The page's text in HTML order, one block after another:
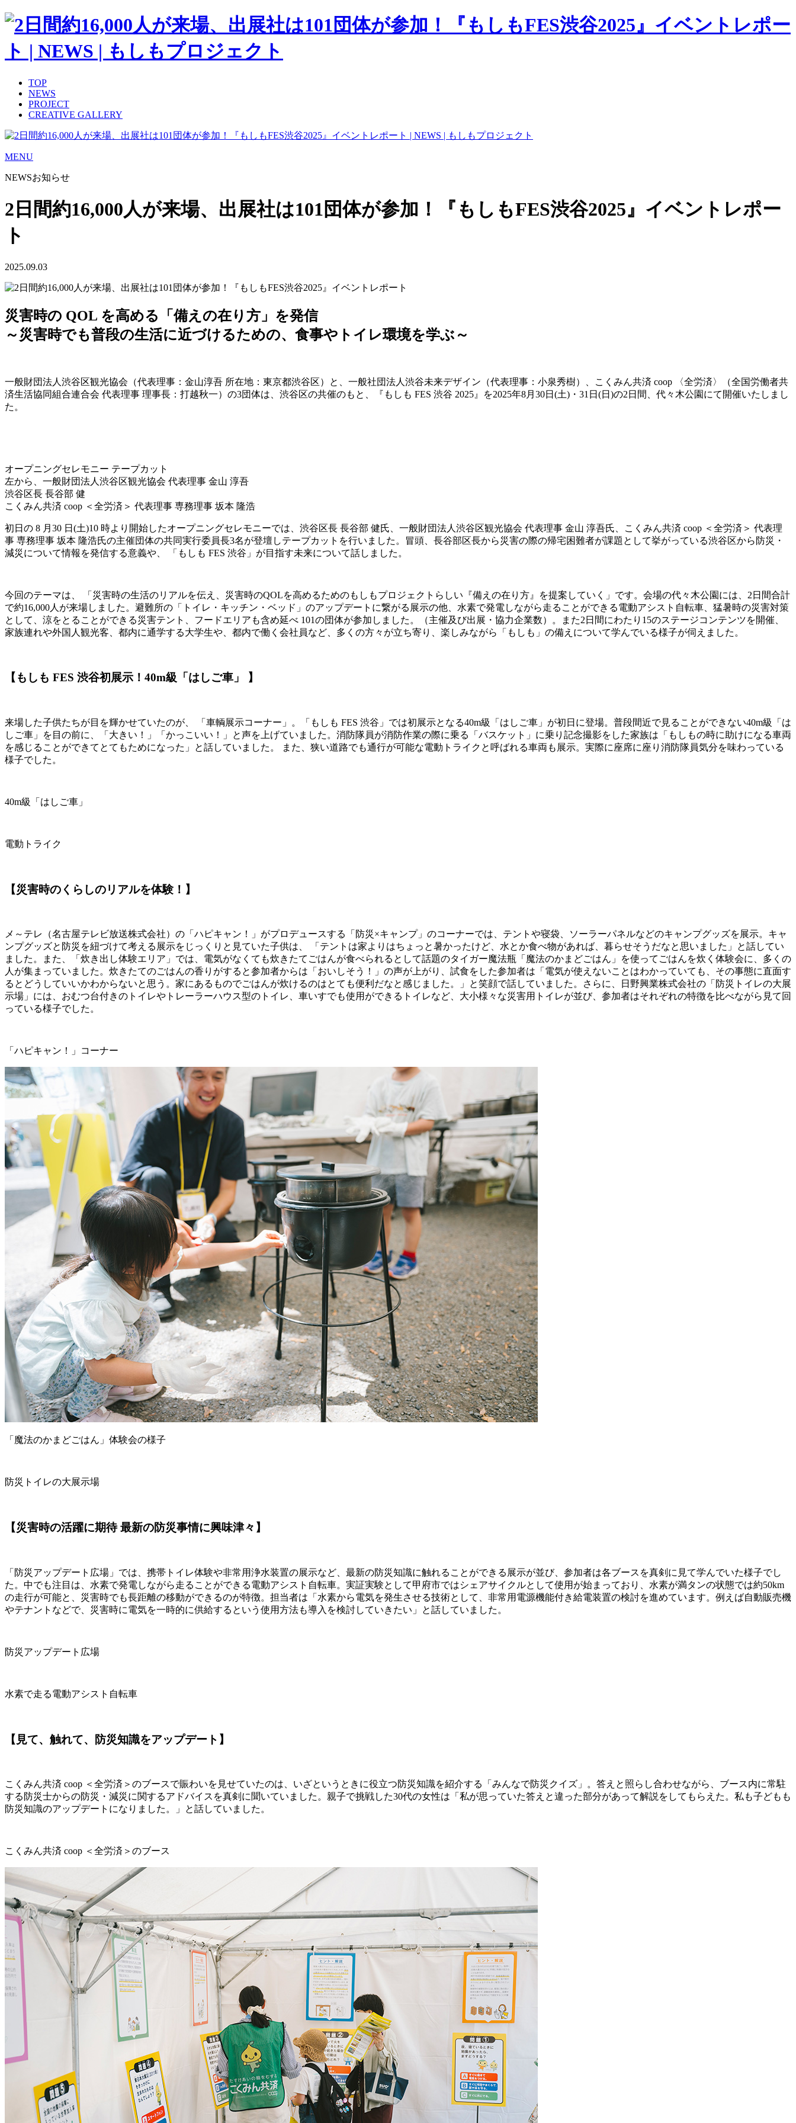
TOP
NEWS
PROJECT
CREATIVE GALLERY
MENU
NEWSお知らせ
2日間約16,000人が来場、出展社は101団体が参加！『もしもFES渋谷2025』イベントレポー
ト
2025.09.03
災害時の QOL を高める「備えの在り方」を発信
～災害時でも普段の生活に近づけるための、食事やトイレ環境を学ぶ～
一般財団法人渋谷区観光協会（代表理事：金山淳吾 所在地：東京都渋谷区）と、一般社団法人渋谷未来デザイン（代表理事：小泉秀樹）、こくみん共済 coop 〈全労済〉（全国労働者共
済生活協同組合連合会 代表理事 理事長：打越秋一）の3団体は、渋谷区の共催のもと、『もしも FES 渋谷 2025』を2025年8月30日(土)・31日(日)の2日間、代々木公園にて開催いたしまし
た。
オープニングセレモニー テープカット
左から、一般財団法人渋谷区観光協会 代表理事 金山 淳吾
渋谷区長 長谷部 健
こくみん共済 coop ＜全労済＞ 代表理事 専務理事 坂本 隆浩
初日の 8 月30 日(土)10 時より開始したオープニングセレモニーでは、渋谷区長 長谷部 健氏、一般財団法人渋谷区観光協会 代表理事 金山 淳吾氏、こくみん共済 coop ＜全労済＞ 代表理
事 専務理事 坂本 隆浩氏の主催団体の共同実行委員長3名が登壇しテープカットを行いました。冒頭、長谷部区長から災害の際の帰宅困難者が課題として挙がっている渋谷区から防災・
減災について情報を発信する意義や、 「もしも FES 渋谷」が目指す未来について話しました。
今回のテーマは、 「災害時の生活のリアルを伝え、災害時のQOLを高めるためのもしもプロジェクトらしい『備えの在り方』を提案していく」です。会場の代々木公園には、2日間合計
で約16,000人が来場しました。避難所の「トイレ・キッチン・ベッド」のアップデートに繋がる展示の他、水素で発電しながら走ることができる電動アシスト自転車、猛暑時の災害対策
として、涼をとることができる災害テント、フードエリアも含め延べ 101の団体が参加しました。（主催及び出展・協力企業数）。また2日間にわたり15のステージコンテンツを開催、
家族連れや外国人観光客、都内に通学する大学生や、都内で働く会社員など、多くの方々が立ち寄り、楽しみながら「もしも」の備えについて学んでいる様子が伺えました。
【もしも FES 渋谷初展示！40m級「はしご車」 】
来場した子供たちが目を輝かせていたのが、 「車輌展示コーナー」。「もしも FES 渋谷」では初展示となる40m級「はしご車」が初日に登場。普段間近で見ることができない40m級「は
しご車」を目の前に、「大きい！」「かっこいい！」と声を上げていました。消防隊員が消防作業の際に乗る「バスケット」に乗り記念撮影をした家族は「もしもの時に助けになる車両
を感じることができてとてもためになった」と話していました。 また、狭い道路でも通行が可能な電動トライクと呼ばれる車両も展示。実際に座席に座り消防隊員気分を味わっている
様子でした。
40m級「はしご車」
電動トライク
【災害時のくらしのリアルを体験！】
メ～テレ（名古屋テレビ放送株式会社）の「ハピキャン！」がプロデュースする「防災×キャンプ」のコーナーでは、テントや寝袋、ソーラーパネルなどのキャンプグッズを展示。キャ
ンプグッズと防災を紐づけて考える展示をじっくりと見ていた子供は、 「テントは家よりはちょっと暑かったけど、水とか食べ物があれば、暮らせそうだなと思いました」と話してい
ました。また、「炊き出し体験エリア」では、電気がなくても炊きたてごはんが食べられるとして話題のタイガー魔法瓶「魔法のかまどごはん」を使ってごはんを炊く体験会に、多くの
人が集まっていました。炊きたてのごはんの香りがすると参加者からは「おいしそう！」の声が上がり、試食をした参加者は「電気が使えないことはわかっていても、その事態に直面す
るとどうしていいかわからないと思う。家にあるものでごはんが炊けるのはとても便利だなと感じました。」と笑顔で話していました。さらに、日野興業株式会社の「防災トイレの大展
示場」には、おむつ台付きのトイレやトレーラーハウス型のトイレ、車いすでも使用ができるトイレなど、大小様々な災害用トイレが並び、参加者はそれぞれの特徴を比べながら見て回
っている様子でした。
「ハピキャン！」コーナー
「魔法のかまどごはん」体験会の様子
防災トイレの大展示場
【災害時の活躍に期待 最新の防災事情に興味津々】
「防災アップデート広場」では、携帯トイレ体験や非常用浄水装置の展示など、最新の防災知識に触れることができる展示が並び、参加者は各ブースを真剣に見て学んでいた様子でし
た。中でも注目は、水素で発電しながら走ることができる電動アシスト自転車。実証実験として甲府市ではシェアサイクルとして使用が始まっており、水素が満タンの状態では約50km
の走行が可能と、災害時でも長距離の移動ができるのが特徴。担当者は「水素から電気を発生させる技術として、非常用電源機能付き給電装置の検討を進めています。例えば自動販売機
やテナントなどで、災害時に電気を一時的に供給するという使用方法も導入を検討していきたい」と話していました。
防災アップデート広場
水素で走る電動アシスト自転車
【見て、触れて、防災知識をアップデート】
こくみん共済 coop ＜全労済＞のブースで賑わいを見せていたのは、いざというときに役立つ防災知識を紹介する「みんなで防災クイズ」。答えと照らし合わせながら、ブース内に常駐
する防災士からの防災・減災に関するアドバイスを真剣に聞いていました。親子で挑戦した30代の女性は「私が思っていた答えと違った部分があって解説をしてもらえた。私も子どもも
防災知識のアップデートになりました。」と話していました。
こくみん共済 coop ＜全労済＞のブース